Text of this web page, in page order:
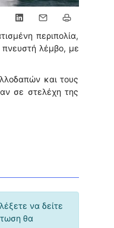
περιπολία,
πνευστή λέμβο, με
και τους
σε στελέχη της
να δείτε
θα